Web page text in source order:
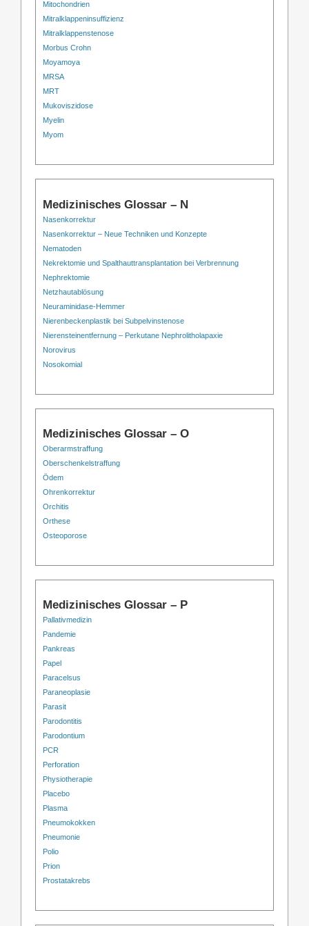
Mitochondrien
Mitralklappeninsuffizienz
Mitralklappenstenose
Morbus Crohn
Moyamoya
MRSA
MRT
Mukoviszidose
Myelin
Myom
Medizinisches Glossar – N
Nasenkorrektur
Nasenkorrektur – Neue Techniken und Konzepte
Nematoden
Nekrektomie und Spalthauttransplantation bei Verbrennung
Nephrektomie
Netzhautablösung
Neuraminidase-Hemmer
Nierenbeckenplastik bei Subpelvinstenose
Nierensteinentfernung – Perkutane Nephrolitholapaxie
Norovirus
Nosokomial
Medizinisches Glossar – O
Oberarmstraffung
Oberschenkelstraffung
Ödem
Ohrenkorrektur
Orchitis
Orthese
Osteoporose
Medizinisches Glossar – P
Pallativmedizin
Pandemie
Pankreas
Papel
Paracelsus
Paraneoplasie
Parasit
Parodontitis
Parodontium
PCR
Perforation
Physiotherapie
Placebo
Plasma
Pneumokokken
Pneumonie
Polio
Prion
Prostatakrebs